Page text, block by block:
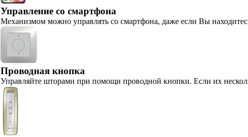
Управление со смартфона
Механизмом можно управлять со смартфона, даже если Вы
Проводная кнопка
Управляйте шторами при помощи проводной кнопки. Если их